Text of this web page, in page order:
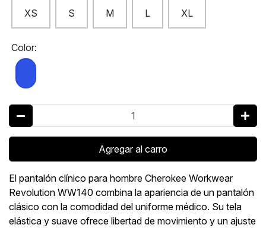
XS S M L XL
Color:
Agregar al carro
El pantalón clínico para hombre Cherokee Workwear
Revolution WW140 combina la apariencia de un pantalón
clásico con la comodidad del uniforme médico. Su tela
elástica y suave ofrece libertad de movimiento y un ajuste